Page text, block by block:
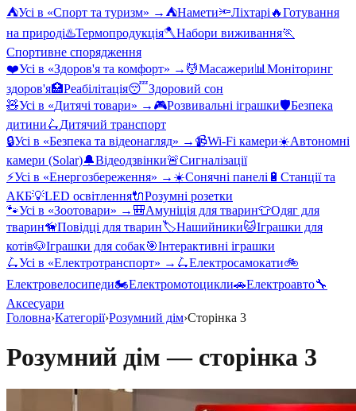
⛺Усі в «Спорт та туризм» → ⛺Намети🔦Ліхтарі 🔥Готування
на природі♨️Термопродукція🪓Набори виживання🏃
Спортивне спорядження
❤️Усі в «Здоров'я та комфорт» → 💆Масажери📊 Моніторинг
здоров'я🏥Реабілітація😴Здоровий сон
🧸Усі в «Дитячі товари» → 🎮Розвивальні іграшки🛡️Безпека
дитини🛴Дитячий транспорт
🔒Усі в «Безпека та відеонагляд» → 📹Wi-Fi камери☀️Автономні
камери (Solar)🔔Відеодзвінки🚨Сигналізації
⚡Усі в «Енергозбереження» → ☀️Сонячні панелі 🔋 Станції та
АКБ💡LED освітлення🔌Розумні розетки
🐾Усі в «Зоотовари» → 🎒Амуніція для тварин👕Одяг для
тварин🦮Повідці для тварин🏷️Нашийники🐱Іграшки для
котів🐶Іграшки для собак🎯Інтерактивні іграшки
🛴Усі в «Електротранспорт» → 🛴Електросамокати🚲
Електровелосипеди🏍️Електромотоцикли🚗Електроавто🔧
Аксесуари
Головна›Категорії›Розумний дім›Сторінка 3
Розумний дім — сторінка 3